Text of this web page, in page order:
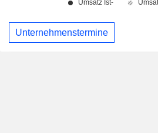
Unternehmenstermine